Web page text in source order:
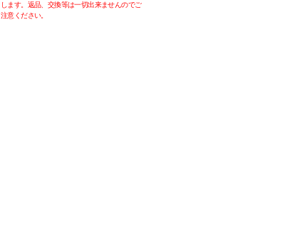
します。返品、交換等は一切出来ませんのでご
注意ください。